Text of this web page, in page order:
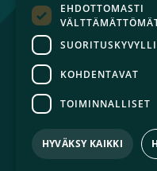
Ajankohtaista
Tilaa uutiskirje
Lahjoita
Liity jäseneksi
Yhteystiedot
EHDOTTOMASTI
KOHDENTAVAT
TOIMINNALLISET
HYVÄKSY KAIKKI